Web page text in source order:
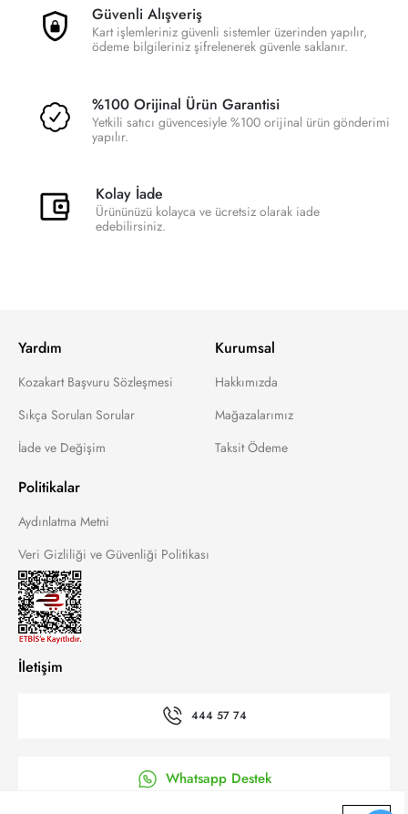
Güvenli Alışveriş
Kart işlemleriniz güvenli sistemler üzerinden yapılır,
ödeme bilgileriniz şifrelenerek güvenle saklanır.
%100 Orijinal Ürün Garantisi
Yetkili satıcı güvencesiyle %100 orijinal ürün gönderimi
yapılır.
Kolay İade
Ürününüzü kolayca ve ücretsiz olarak iade
edebilirsiniz.
Yardım
Kozakart Başvuru Sözleşmesi
Sıkça Sorulan Sorular
İade ve Değişim
Kurumsal
Hakkımızda
Mağazalarımız
Taksit Ödeme
Politikalar
Aydınlatma Metni
Veri Gizliliği ve Güvenliği Politikası
İletişim
444 57 74
Whatsapp Destek